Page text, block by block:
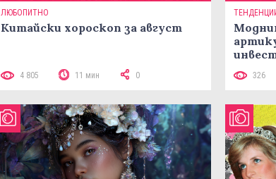
ЛЮБОПИТНО
Китайски хороскоп за август
4 805 11 мин 0 326